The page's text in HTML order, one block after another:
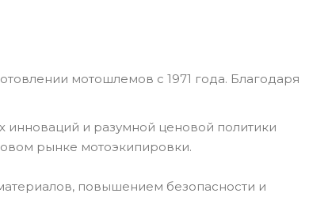
мотошлемов с 1971 года. Благодаря
инноваций и разумной ценовой политики
рынке мотоэкипировки.
повышением безопасности и